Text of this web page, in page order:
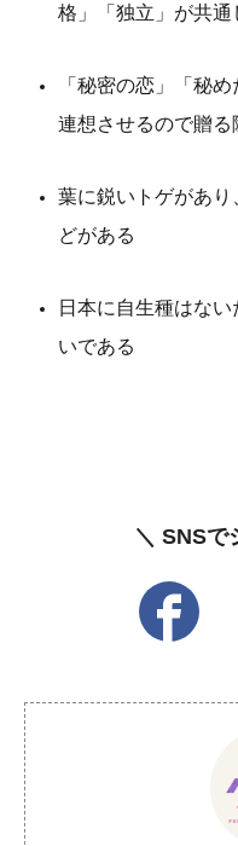
格」「独立」が共通
「秘密の恋」「秘
連想させるので贈
葉に鋭いトゲがあ
どがある
日本に自生種はな
いである
＼ SNSで